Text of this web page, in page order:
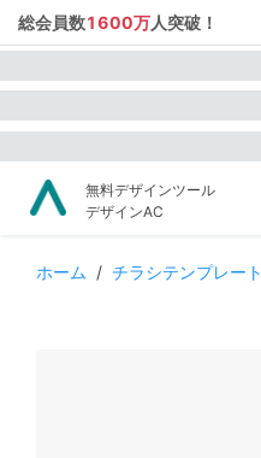
総会員数1600万人突破！
無料デザインツール
デザインAC
ホーム / チラシテンプレート